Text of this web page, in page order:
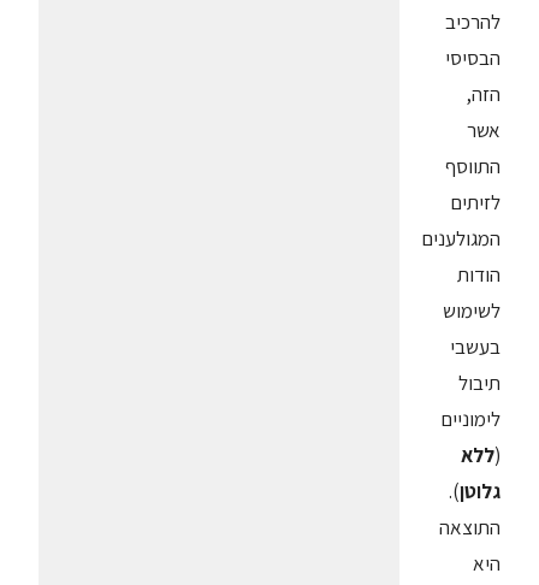
להרכיב
הבסיסי
הזה,
אשר
התווסף
לזיתים
המגולענים
הודות
לשימוש
בעשבי
תיבול
לימוניים
(ללא
גלוטן).
התוצאה
היא